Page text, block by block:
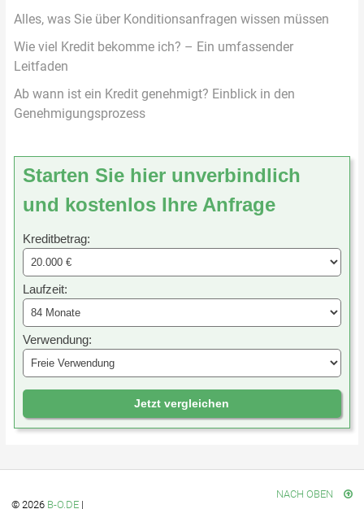
Alles, was Sie über Konditionsanfragen wissen müssen
Wie viel Kredit bekomme ich? – Ein umfassender
Leitfaden
Ab wann ist ein Kredit genehmigt? Einblick in den
Genehmigungsprozess
Starten Sie hier unverbindlich
und kostenlos Ihre Anfrage
Kreditbetrag:
Laufzeit:
Verwendung:
Jetzt vergleichen
© 2026 B-O.DE |
NACH OBEN